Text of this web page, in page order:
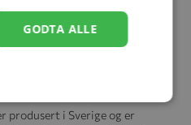
inkluderer det også en
med tanke på både
å ta på og av. Den beskytter
å rengjøre etter bruk.
produsert i Sverige og er
GODTA ALLE